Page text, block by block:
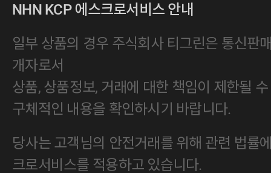
NHN KCP 에스크로서비스 안내
일부 상품의 경우 주식회사 티그린은 통신판
개자로서
상품, 상품정보, 거래에 대한 책임이 제한될
구체적인 내용을 확인하시기 바랍니다.
당사는 고객님의 안전거래를 위해 관련 법률
크로서비스를 적용하고 있습니다.